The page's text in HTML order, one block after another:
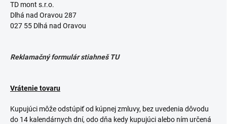
TD mont s.r.o.
Dlhá nad Oravou 287
027 55 Dlhá nad Oravou
Reklamačný formulár stiahneš TU
Vrátenie tovaru
Kupujúci môže odstúpiť od kúpnej zmluvy, bez uvedenia dôvodu
do 14 kalendárnych dní, odo dňa kedy kupujúci alebo ním určená